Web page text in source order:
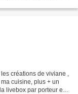
créations de viviane ,
cuisine, plus + un
livebox par porteur en